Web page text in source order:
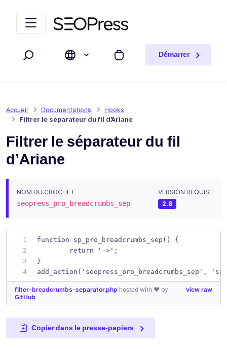
Rechercher Mon panier
Démarrer
Accueil Documentations
Hooks
Filtrer le séparateur du fil d’Ariane
Filtrer le séparateur du fil
d’Ariane
NOM DU CROCHET
seopress_pro_breadcrumbs_sep
VERSION REQUISE
2.8
function sp_pro_breadcrumbs_sep() {
	return '->';
}
add_action('seopress_pro_breadcrumbs_sep',
view raw
filter-breadcrumbs-separator.php hosted with ❤ by
GitHub
Copier dans le presse-papiers